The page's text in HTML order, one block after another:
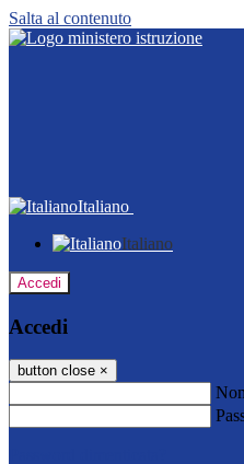
Salta al contenuto
Italiano
Italiano
Accedi
Accedi
button close ×